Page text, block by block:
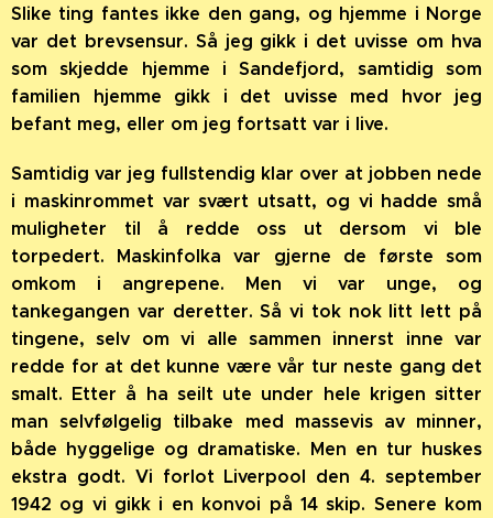
Slike ting fantes ikke den gang, og hjemme i Norge
var det brevsensur. Så jeg gikk i det uvisse om hva
som skjedde hjemme i Sandefjord, samtidig som
familien hjemme gikk i det uvisse med hvor jeg
befant meg, eller om jeg fortsatt var i live.
Samtidig var jeg fullstendig klar over at jobben nede
i maskinrommet var svært utsatt, og vi hadde små
muligheter til å redde oss ut dersom vi ble
torpedert. Maskinfolka var gjerne de første som
omkom i angrepene. Men vi var unge, og
tankegangen var deretter. Så vi tok nok litt lett på
tingene, selv om vi alle sammen innerst inne var
redde for at det kunne være vår tur neste gang det
smalt. Etter å ha seilt ute under hele krigen sitter
man selvfølgelig tilbake med massevis av minner,
både hyggelige og dramatiske. Men en tur huskes
ekstra godt. Vi forlot Liverpool den 4. september
1942 og vi gikk i en konvoi på 14 skip. Senere kom